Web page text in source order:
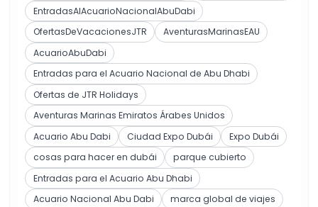
EntradasAlAcuarioNacionalAbuDabi
OfertasDeVacacionesJTR
AventurasMarinasEAU
AcuarioAbuDabi
Entradas para el Acuario Nacional de Abu Dhabi
Ofertas de JTR Holidays
Aventuras Marinas Emiratos Árabes Unidos
Acuario Abu Dabi
Ciudad Expo Dubái
Expo Dubái
cosas para hacer en dubái
parque cubierto
Entradas para el Acuario Abu Dhabi
Acuario Nacional Abu Dabi
marca global de viajes